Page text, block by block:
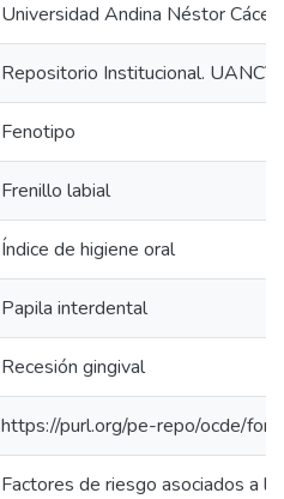
Universidad Andina Néstor
Repositorio Institucional. UANCV
Fenotipo
Frenillo labial
Índice de higiene oral
Papila interdental
Recesión gingival
https://purl.org/pe-repo/ocde/
Factores de riesgo asociados a